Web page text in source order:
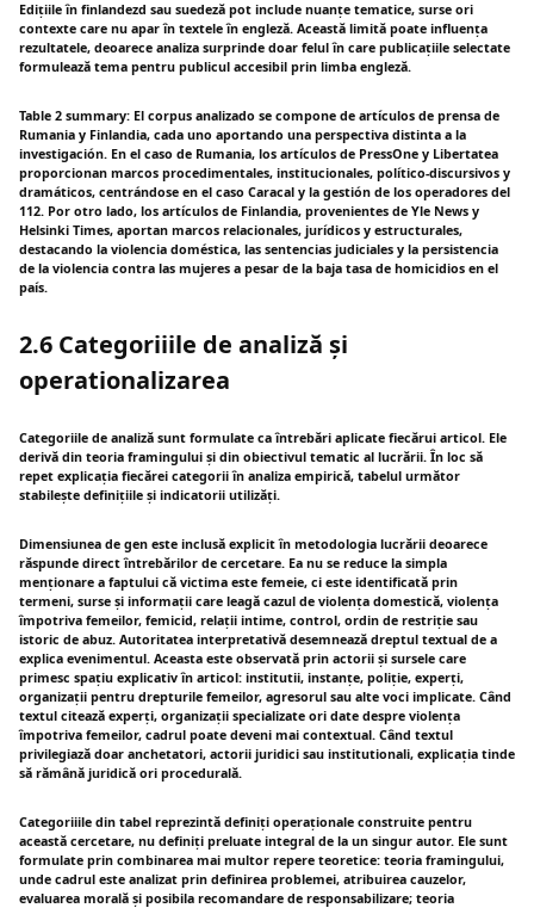
Edițiile în finlandezd sau suedeză pot include nuanțe tematice, surse ori
contexte care nu apar în textele în engleză. Această limită poate influența
rezultatele, deoarece analiza surprinde doar felul în care publicațiile selectate
formulează tema pentru publicul accesibil prin limba engleză.
Table 2 summary: El corpus analizado se compone de artículos de prensa de
Rumania y Finlandia, cada uno aportando una perspectiva distinta a la
investigación. En el caso de Rumania, los artículos de PressOne y Libertatea
proporcionan marcos procedimentales, institucionales, político-discursivos y
dramáticos, centrándose en el caso Caracal y la gestión de los operadores del
112. Por otro lado, los artículos de Finlandia, provenientes de Yle News y
Helsinki Times, aportan marcos relacionales, jurídicos y estructurales,
destacando la violencia doméstica, las sentencias judiciales y la persistencia
de la violencia contra las mujeres a pesar de la baja tasa de homicidios en el
país.
2.6 Categoriiile de analiză și
operationalizarea
Categoriile de analiză sunt formulate ca întrebări aplicate fiecărui articol. Ele
derivă din teoria framingului și din obiectivul tematic al lucrării. În loc să
repet explicația fiecărei categorii în analiza empirică, tabelul următor
stabilește definițiile și indicatorii utilizăți.
Dimensiunea de gen este inclusă explicit în metodologia lucrării deoarece
răspunde direct întrebărilor de cercetare. Ea nu se reduce la simpla
menționare a faptului că victima este femeie, ci este identificată prin
termeni, surse și informații care leagă cazul de violența domestică, violența
împotriva femeilor, femicid, relații intime, control, ordin de restriție sau
istoric de abuz. Autoritatea interpretativă desemnează dreptul textual de a
explica evenimentul. Aceasta este observată prin actorii și sursele care
primesc spațiu explicativ în articol: institutii, instanțe, poliție, experți,
organizații pentru drepturile femeilor, agresorul sau alte voci implicate. Când
textul citează experți, organizații specializate ori date despre violența
împotriva femeilor, cadrul poate deveni mai contextual. Când textul
privilegiază doar anchetatori, actorii juridici sau institutionali, explicația tinde
să rămână juridică ori procedurală.
Categoriiile din tabel reprezintă definiți operaționale construite pentru
această cercetare, nu definiți preluate integral de la un singur autor. Ele sunt
formulate prin combinarea mai multor repere teoretice: teoria framingului,
unde cadrul este analizat prin definirea problemei, atribuirea cauzelor,
evaluarea morală și posibila recomandare de responsabilizare; teoria